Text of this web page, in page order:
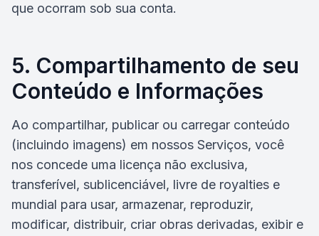
que ocorram sob sua conta.
5. Compartilhamento de seu
Conteúdo e Informações
Ao compartilhar, publicar ou carregar conteúdo
(incluindo imagens) em nossos Serviços, você
nos concede uma licença não exclusiva,
transferível, sublicenciável, livre de royalties e
mundial para usar, armazenar, reproduzir,
modificar, distribuir, criar obras derivadas, exibir e